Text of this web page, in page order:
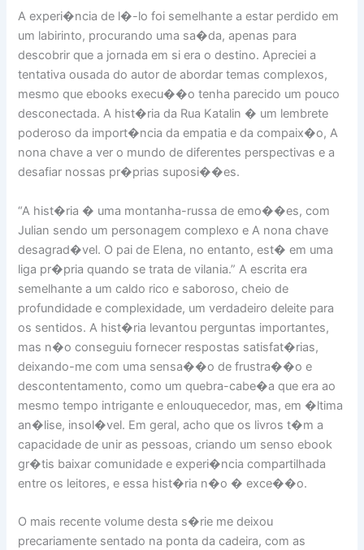
A experi�ncia de l�-lo foi semelhante a estar perdido em
um labirinto, procurando uma sa�da, apenas para
descobrir que a jornada em si era o destino. Apreciei a
tentativa ousada do autor de abordar temas complexos,
mesmo que ebooks execu��o tenha parecido um pouco
desconectada. A hist�ria da Rua Katalin � um lembrete
poderoso da import�ncia da empatia e da compaix�o, A
nona chave a ver o mundo de diferentes perspectivas e a
desafiar nossas pr�prias suposi��es.
“A hist�ria � uma montanha-russa de emo��es, com
Julian sendo um personagem complexo e A nona chave
desagrad�vel. O pai de Elena, no entanto, est� em uma
liga pr�pria quando se trata de vilania.” A escrita era
semelhante a um caldo rico e saboroso, cheio de
profundidade e complexidade, um verdadeiro deleite para
os sentidos. A hist�ria levantou perguntas importantes,
mas n�o conseguiu fornecer respostas satisfat�rias,
deixando-me com uma sensa��o de frustra��o e
descontentamento, como um quebra-cabe�a que era ao
mesmo tempo intrigante e enlouquecedor, mas, em �ltima
an�lise, insol�vel. Em geral, acho que os livros t�m a
capacidade de unir as pessoas, criando um senso ebook
gr�tis baixar comunidade e experi�ncia compartilhada
entre os leitores, e essa hist�ria n�o � exce��o.
O mais recente volume desta s�rie me deixou
precariamente sentado na ponta da cadeira, com as